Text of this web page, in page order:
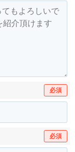
必須
必須